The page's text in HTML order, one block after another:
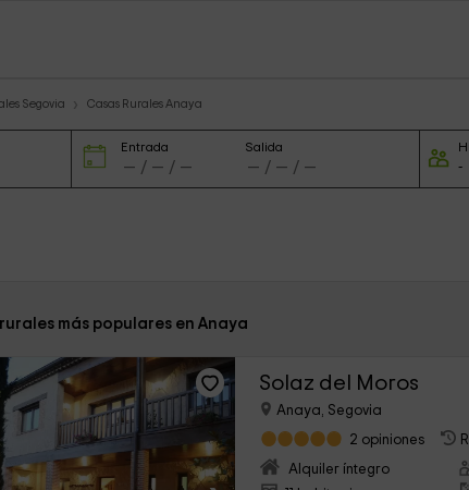
Segovia Casas Rurales Anaya
Entrada Salida
más populares en Anaya
Solaz del Moros
Anaya, Segovia
2 opiniones
Alquiler íntegro